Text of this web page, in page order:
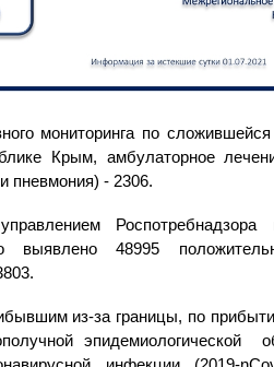
мониторинга по
Крым, амбулаторное
пневмония) - 2306.
выявлено 48995
из-за границы, по
эпидемиологической